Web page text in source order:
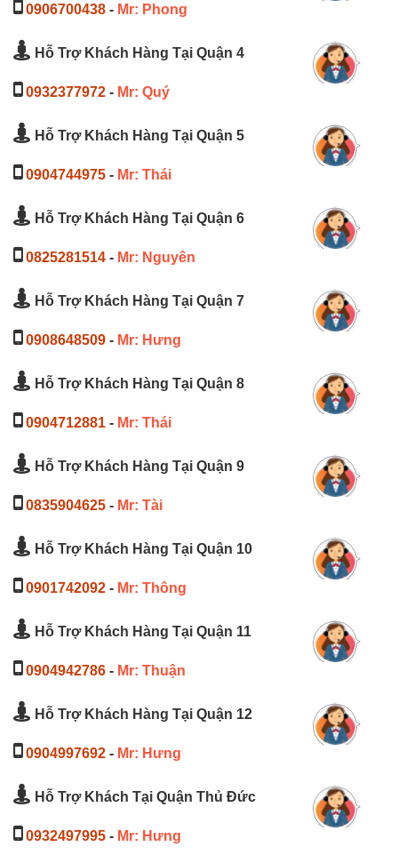
0906700438 - Mr: Phong
Hỗ Trợ Khách Hàng Tại Quận 4
0932377972 - Mr: Quý
Hỗ Trợ Khách Hàng Tại Quận 5
0904744975 - Mr: Thái
Hỗ Trợ Khách Hàng Tại Quận 6
0825281514 - Mr: Nguyên
Hỗ Trợ Khách Hàng Tại Quận 7
0908648509 - Mr: Hưng
Hỗ Trợ Khách Hàng Tại Quận 8
0904712881 - Mr: Thái
Hỗ Trợ Khách Hàng Tại Quận 9
0835904625 - Mr: Tài
Hỗ Trợ Khách Hàng Tại Quận 10
0901742092 - Mr: Thông
Hỗ Trợ Khách Hàng Tại Quận 11
0904942786 - Mr: Thuận
Hỗ Trợ Khách Hàng Tại Quận 12
0904997692 - Mr: Hưng
Hỗ Trợ Khách Tại Quận Thủ Đức
0932497995 - Mr: Hưng